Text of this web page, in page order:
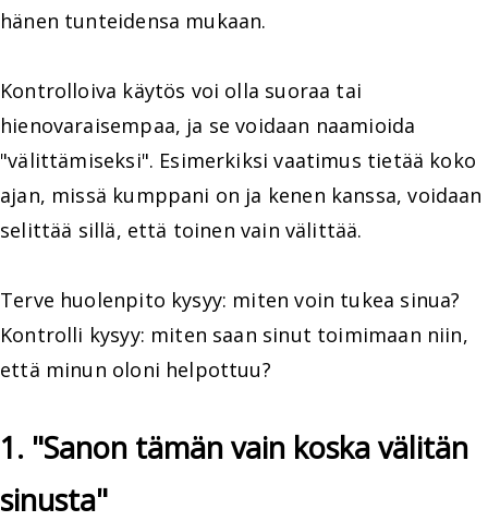
hänen tunteidensa mukaan.
Kontrolloiva käytös voi olla suoraa tai
hienovaraisempaa, ja se voidaan naamioida
"välittämiseksi". Esimerkiksi vaatimus tietää koko
ajan, missä kumppani on ja kenen kanssa, voidaan
selittää sillä, että toinen vain välittää.
Terve huolenpito kysyy: miten voin tukea sinua?
Kontrolli kysyy: miten saan sinut toimimaan niin,
että minun oloni helpottuu?
1. "Sanon tämän vain koska välitän
sinusta"